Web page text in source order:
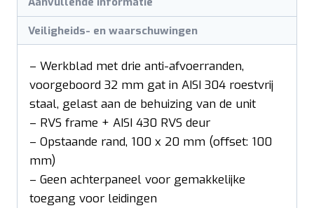
Veiligheids- en waarschuwingen
– Werkblad met drie anti-afvoerranden,
voorgeboord 32 mm gat in AISI 304 roestvrij
staal, gelast aan de behuizing van de unit
– RVS frame + AISI 430 RVS deur
– Opstaande rand, 100 x 20 mm (offset: 100
mm)
– Geen achterpaneel voor gemakkelijke
toegang voor leidingen